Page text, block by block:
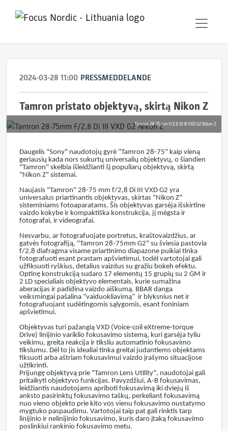
2024-03-28 11:00 PRESSMEDDELANDE
Tamron pristato objektyvą, skirtą Nikon Z
Tamron 28-75mm F/2.8 Di III VXD G2 Nikon Z
Daugelis "Sony" naudotojų gyrė "Tamron 28-75" kaip vieną
geriausių kada nors sukurtų universalių objektyvų, o šiandien
"Tamron" skelbia išleidžianti šį populiarų objektyvą, skirtą
"Nikon Z" sistemai.
Naujasis "Tamron" 28-75 mm f/2,8 Di III VXD G2 yra
universalus priartinantis objektyvas, skirtas "Nikon Z"
sisteminiams fotoaparatams. Šis objektyvas garsėja išskirtine
vaizdo kokybe ir kompaktiška konstrukcija, jį mėgsta ir
fotografai, ir videografai.
Nesvarbu, ar fotografuojate portretus, kraštovaizdžius, ar
gatvės fotografiją, "Tamron 28-75mm G2" su šviesia pastovia
f/2,8 diafragma visame priartinimo diapazone puikiai tinka
fotografuoti esant prastam apšvietimui, todėl vartotojai gali
užfiksuoti ryškius, detalius vaizdus su gražiu bokeh efektu.
Optinę konstrukciją sudaro 17 elementų 15 grupių su 2 GM ir
2 LD specialiais objektyvo elementais, kurie sumažina
aberacijas ir padidina vaizdo aiškumą. BBAR danga
veiksmingai pašalina “vaiduokliavimą” ir blyksnius net ir
fotografuojant sudėtingomis sąlygomis, esant foniniam
apšvietimui.
Objektyvas turi pažangią VXD (Voice-coil eXtreme-torque
Drive) linijinio variklio fokusavimo sistemą, kuri garsėja tyliu
veikimu, greita reakcija ir tiksliu automatinio fokusavimo
tikslumu. Dėl to jis idealiai tinka greitai judantiems objektams
fiksuoti arba aštriam fokusavimui vaizdo įrašymo situacijose
užtikrinti.
Prijungę objektyvą prie "Tamron Lens Utility", naudotojai gali
pritaikyti objektyvo funkcijas. Pavyzdžiui, A-B fokusavimas,
leidžiantis naudotojams apriboti fokusavimą iki dviejų iš
anksto pasirinktų fokusavimo taškų, perkeliant fokusavimą
nuo vieno objekto prie kito vos vienu fokusavimo nustatymo
mygtuko paspaudimu. Vartotojai taip pat gali rinktis tarp
linijinio ir nelinijinio fokusavimo, kuris daro įtaką fokusavimo
poslinkiui rankinio fokusavimo metu.